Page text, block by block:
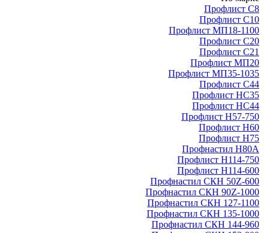
Профлист С8
Профлист С10
Профлист МП18-1100
Профлист С20
Профлист С21
Профлист МП20
Профлист МП35-1035
Профлист С44
Профлист НС35
Профлист НС44
Профлист Н57-750
Профлист Н60
Профлист Н75
Профнастил Н80А
Профлист Н114-750
Профлист Н114-600
Профнастил СКН 50Z-600
Профнастил СКН 90Z-1000
Профнастил СКН 127-1100
Профнастил СКН 135-1000
Профнастил СКН 144-960